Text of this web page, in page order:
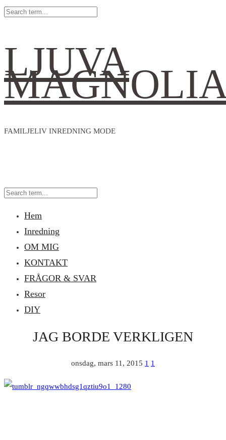
LJUVA
FAMILJELIV INREDNING MODE
Hem
Inredning
OM MIG
KONTAKT
FRÅGOR & SVAR
Resor
DIY
JAG BORDE VERKLIGEN
onsdag, mars 11, 2015 1 1